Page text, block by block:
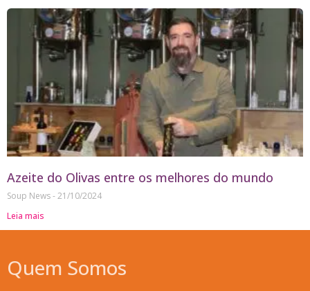
Azeite do Olivas entre os melhores do mundo
Soup News 21/10/2024
Leia mais
Quem Somos